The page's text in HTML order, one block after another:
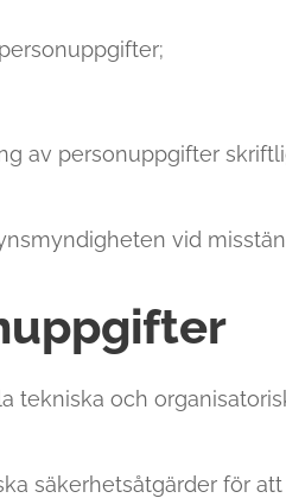
av personuppgifter
vid
tekniska och
säkerhetsåtgärder för